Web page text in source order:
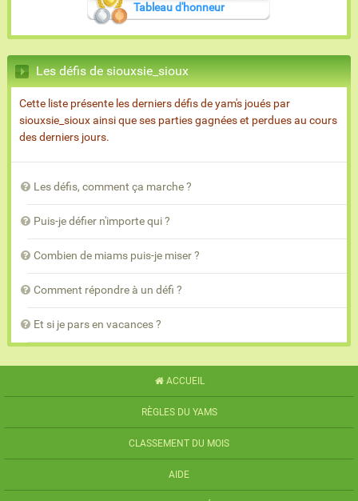
Tableau d'honneur
Les défis de siouxsie_sioux
Cette liste présente les derniers défis de yam's joués par
siouxsie_sioux ainsi que ses parties gagnées et perdues au cours
des derniers jours.
Les défis, comment ça marche ?
Puis-je défier n'importe qui ?
Combien de miams puis-je miser ?
Comment répondre à un défi ?
Et si je pars en vacances ?
ACCUEIL
RÈGLES DU YAMS
CLASSEMENT DU MOIS
AIDE